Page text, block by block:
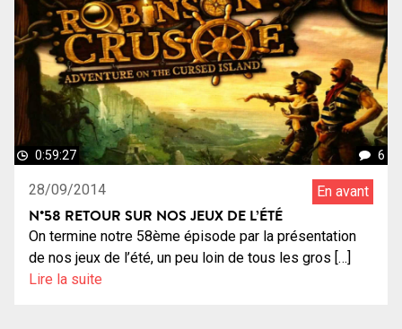
0:59:27 6
28/09/2014 En avant
N°58 RETOUR SUR NOS JEUX DE L’ÉTÉ
On termine notre 58ème épisode par la présentation
de nos jeux de l’été, un peu loin de tous les gros […]
Lire la suite